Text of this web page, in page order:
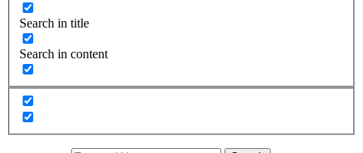
Search in title
Search in content